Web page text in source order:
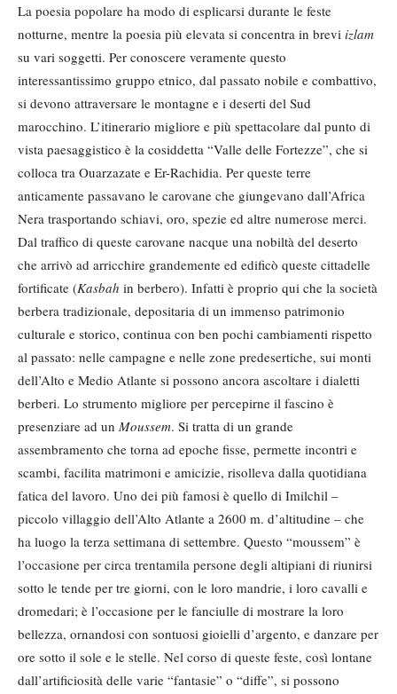
La poesia popolare ha modo di esplicarsi durante le feste
notturne, mentre la poesia più elevata si concentra in brevi izlam
su vari soggetti. Per conoscere veramente questo
interessantissimo gruppo etnico, dal passato nobile e combattivo,
si devono attraversare le montagne e i deserti del Sud
marocchino. L’itinerario migliore e più spettacolare dal punto di
vista paesaggistico è la cosiddetta “Valle delle Fortezze”, che si
colloca tra Ouarzazate e Er-Rachidia. Per queste terre
anticamente passavano le carovane che giungevano dall’Africa
Nera trasportando schiavi, oro, spezie ed altre numerose merci.
Dal traffico di queste carovane nacque una nobiltà del deserto
che arrivò ad arricchire grandemente ed edificò queste cittadelle
fortificate (Kasbah in berbero). Infatti è proprio qui che la società
berbera tradizionale, depositaria di un immenso patrimonio
culturale e storico, continua con ben pochi cambiamenti rispetto
al passato: nelle campagne e nelle zone predesertiche, sui monti
dell’Alto e Medio Atlante si possono ancora ascoltare i dialetti
berberi. Lo strumento migliore per percepirne il fascino è
presenziare ad un Moussem. Si tratta di un grande
assembramento che torna ad epoche fisse, permette incontri e
scambi, facilita matrimoni e amicizie, risolleva dalla quotidiana
fatica del lavoro. Uno dei più famosi è quello di Imilchil –
piccolo villaggio dell’Alto Atlante a 2600 m. d’altitudine – che
ha luogo la terza settimana di settembre. Questo “moussem” è
l’occasione per circa trentamila persone degli altipiani di riunirsi
sotto le tende per tre giorni, con le loro mandrie, i loro cavalli e
dromedari; è l’occasione per le fanciulle di mostrare la loro
bellezza, ornandosi con sontuosi gioielli d’argento, e danzare per
ore sotto il sole e le stelle. Nel corso di queste feste, così lontane
dall’artificiosità delle varie “fantasie” o “diffe”, si possono